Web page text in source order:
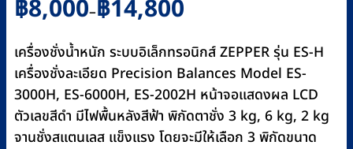
฿8,000–฿14,800
range:
฿8,000
through
฿14,800
เครื่องชั่งน้ำหนัก ระบบอิเล็กทรอนิกส์ ZEPPER รุ่น ES-H
เครื่องชั่งละเอียด Precision Balances Model ES-
3000H, ES-6000H, ES-2002H หน้าจอแสดงผล LCD
ตัวเลขสีดำ มีไฟพื้นหลังสีฟ้า พิกัดตาชั่ง 3 kg, 6 kg, 2 kg
จานชั่งสแตนเลส แข็งแรง โดยจะมีให้เลือก 3 พิกัดขนาด